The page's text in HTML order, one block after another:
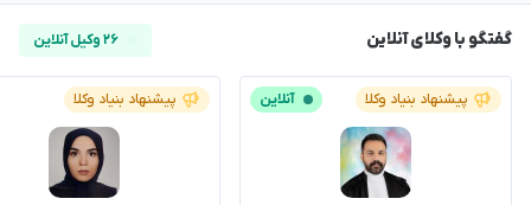
گفتگو با وکلای آنلاین ۲۶ وکیل آنلاین
پیشنهاد بنیاد وکلا آنلاین پیشنهاد بنیاد وکلا